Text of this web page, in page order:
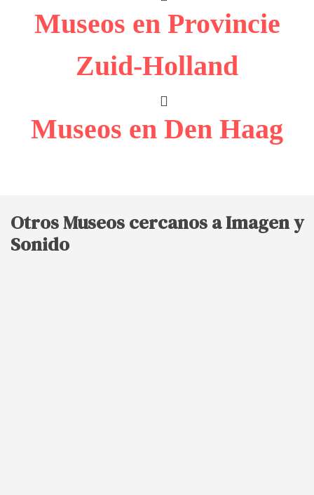
Museos en Provincie
Zuid-Holland
Museos en Den Haag
Otros Museos cercanos a Imagen y
Sonido